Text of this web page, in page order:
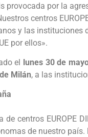
provocada por la
centros
y las instituciones
por ellos».
el lunes 30 de
Milán, a las
de centros EUROPE
de nuestro país.